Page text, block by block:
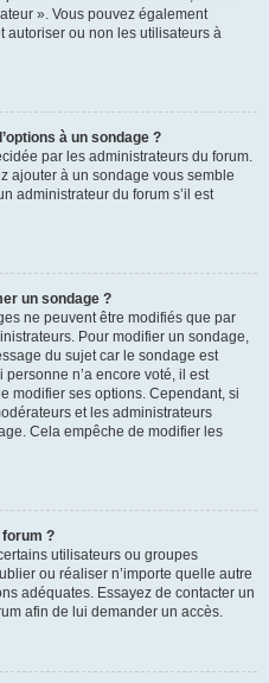
». Vous pouvez également
autoriser ou non les utilisateurs à
à un sondage ?
par les administrateurs du forum.
ajouter à un sondage vous semble
administrateur du forum s’il est
un sondage ?
ne peuvent être modifiés que par
Pour modifier un sondage,
du sujet car le sondage est
n’a encore voté, il est
modifier ses options. Cependant, si
et les administrateurs
Cela empêche de modifier les
forum ?
utilisateurs ou groupes
ou réaliser n’importe quelle autre
adéquates. Essayez de contacter un
afin de lui demander un accès.